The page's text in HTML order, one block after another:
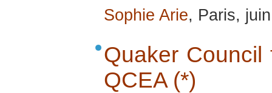
Sophie Arie, Paris,
Quaker Council
QCEA (*)